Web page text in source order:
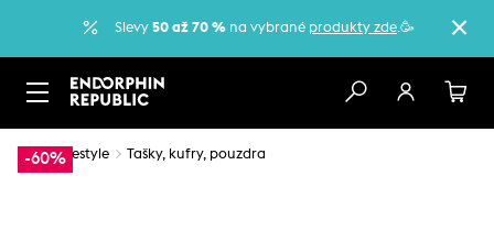
Slevy 50 až 70 % na vybrané produkty zde.🥳
-60%
… Lifestyle Tašky, kufry, pouzdra